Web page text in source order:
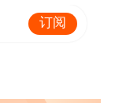
订阅